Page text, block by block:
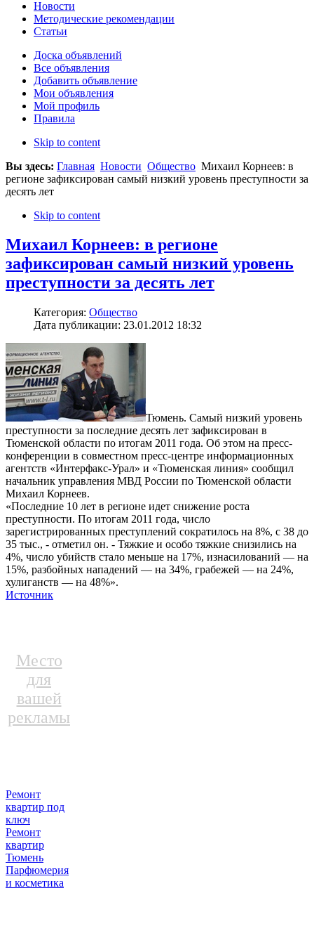
Новости
Методические рекомендации
Статьи
Доска объявлений
Все объявления
Добавить объявление
Мои объявления
Мой профиль
Правила
Skip to content
Вы здесь: Главная Новости Общество Михаил Корнеев: в
регионе зафиксирован самый низкий уровень преступности за
десять лет
Skip to content
Михаил Корнеев: в регионе
зафиксирован самый низкий уровень
преступности за десять лет
Категория: Общество
Дата публикации: 23.01.2012 18:32
Тюмень. Самый низкий уровень
преступности за последние десять лет зафиксирован в
Тюменской области по итогам 2011 года. Об этом на пресс-
конференции в совместном пресс-центре информационных
агентств «Интерфакс-Урал» и «Тюменская линия» сообщил
начальник управления МВД России по Тюменской области
Михаил Корнеев.
«Последние 10 лет в регионе идет снижение роста
преступности. По итогам 2011 года, число
зарегистрированных преступлений сократилось на 8%, с 38 до
35 тыс., - отметил он. - Тяжкие и особо тяжкие снизились на
4%, число убийств стало меньше на 17%, изнасилований — на
15%, разбойных нападений — на 34%, грабежей — на 24%,
хулиганств — на 48%».
Источник
Место
для
вашей
рекламы
Ремонт
квартир под
ключ
Ремонт
квартир
Тюмень
Парфюмерия
и косметика